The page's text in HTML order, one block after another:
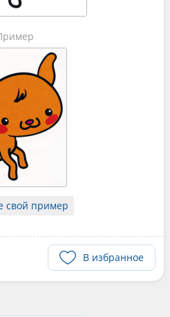
свой пример
В избранное